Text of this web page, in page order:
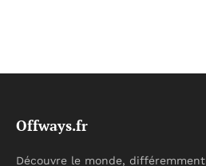
Offways.fr
Découvre le monde, différemment